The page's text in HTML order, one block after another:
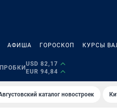
АФИША ГОРОСКОП КУРСЫ
USD 82,17
EUR 94,84
каталог новостроек